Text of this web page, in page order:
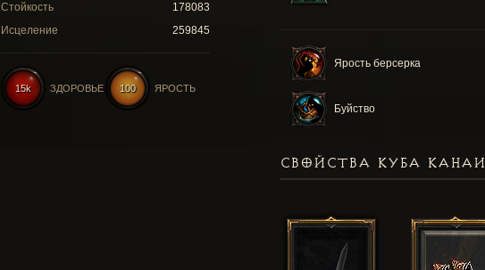
Ярость берсерка
Буйство
Стойкость
178083
Исцеление
259845
100 ЯРОСТЬ
15k ЗДОРОВЬЕ
СВОЙСТВА КУБА КАНАИ